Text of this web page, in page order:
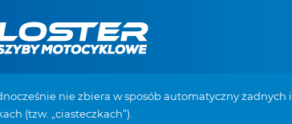
nie zbiera w sposób automatyczny
(tzw. „ciasteczkach”).
887 519 098